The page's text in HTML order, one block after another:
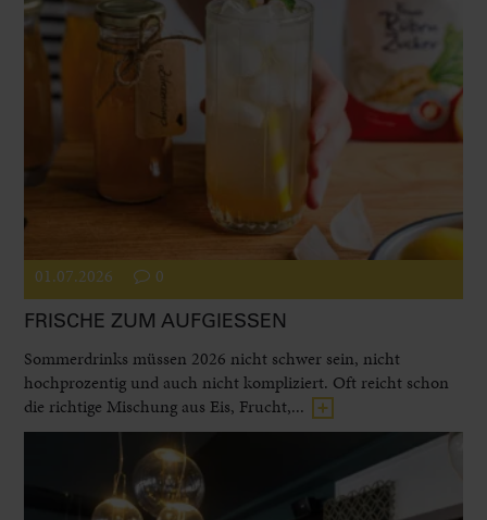
01.07.2026 0
FRISCHE ZUM AUFGIESSEN
Sommerdrinks müssen 2026 nicht schwer sein, nicht
hochprozentig und auch nicht kompliziert. Oft reicht schon
die richtige Mischung aus Eis, Frucht,...